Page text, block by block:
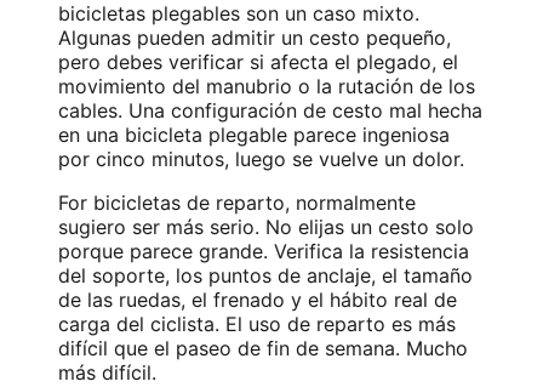
bicicletas plegables son un caso mixto.
Algunas pueden admitir un cesto pequeño,
pero debes verificar si afecta el plegado, el
movimiento del manubrio o la rutación de los
cables. Una configuración de cesto mal hecha
en una bicicleta plegable parece ingeniosa
por cinco minutos, luego se vuelve un dolor.
For bicicletas de reparto, normalmente
sugiero ser más serio. No elijas un cesto solo
porque parece grande. Verifica la resistencia
del soporte, los puntos de anclaje, el tamaño
de las ruedas, el frenado y el hábito real de
carga del ciclista. El uso de reparto es más
difícil que el paseo de fin de semana. Mucho
más difícil.